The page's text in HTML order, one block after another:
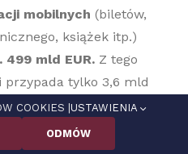
mobilnych (biletów,
książek itp.)
499 mld EUR.Z tego
tylko 3,6 mld
to przychody dla
usług, którzy zyskali
konsumentów za
COOKIES | USTAWIENIA
ODMÓW